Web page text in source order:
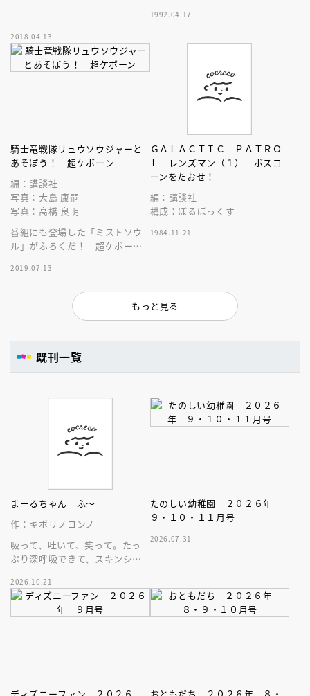
2018.04.13
1992.04.17
騎士竜戦隊リュウソウジャーと
あそぼう！ 超ケボーン
編：講談社
写真：大島 康嗣
写真：高橋 良明
番組にも登場した「ミストソウ
ル」がふろくだ！ 超ケボーン
ウバトルゲームに挑戦しよう！
2019.07.13
ＧＡＬＡＣＴＩＣ ＰＡＴＲＯ
Ｌ レンズマン（１） ボスコ
ーンをたおせ！
編：講談社
構成：ぼるぼっくす
1984.11.21
もっと見る
既刊一覧
まーるちゃん ふ～
作：キボリノコンノ
吸って、吐いて、笑って。たっ
ぷり深呼吸できて、スキンシッ
家、キボリノコンノ初のファー
ストブック。
2026.10.21
たのしい幼稚園 ２０２６年
９・１０・１１月号
2026.07.31
ディズニーファン ２０２６ おともだち ２０２６年 ８・